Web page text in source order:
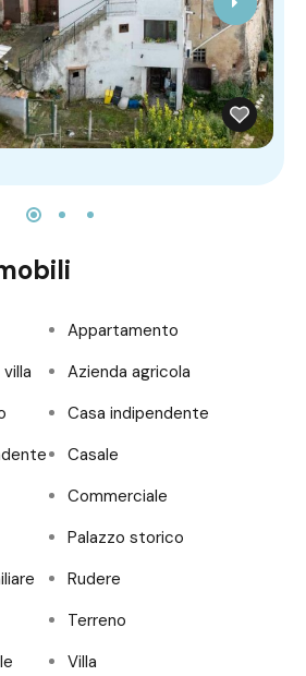
Appartamento
Azienda agricola
Casa indipendente
Casale
Commerciale
Palazzo storico
Rudere
Terreno
Villa